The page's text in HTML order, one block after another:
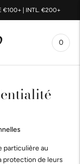
€100+ | INTL. €200+
0
particulière au
protection de leurs